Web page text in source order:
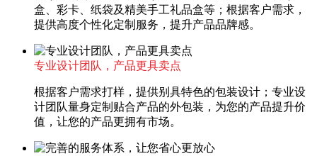
盒、彩卡、纸袋及精美手工礼品盒等；根据客户需求，
提供高度个性化定制服务，提升产品品牌感。
专业设计团队，产品更具卖点
根据客户需求打样，提供别具特色的包装设计；专业设
计团队量身定制贴合产品的外包装，为您的产品提升价
值，让您的产品更拥有市场。